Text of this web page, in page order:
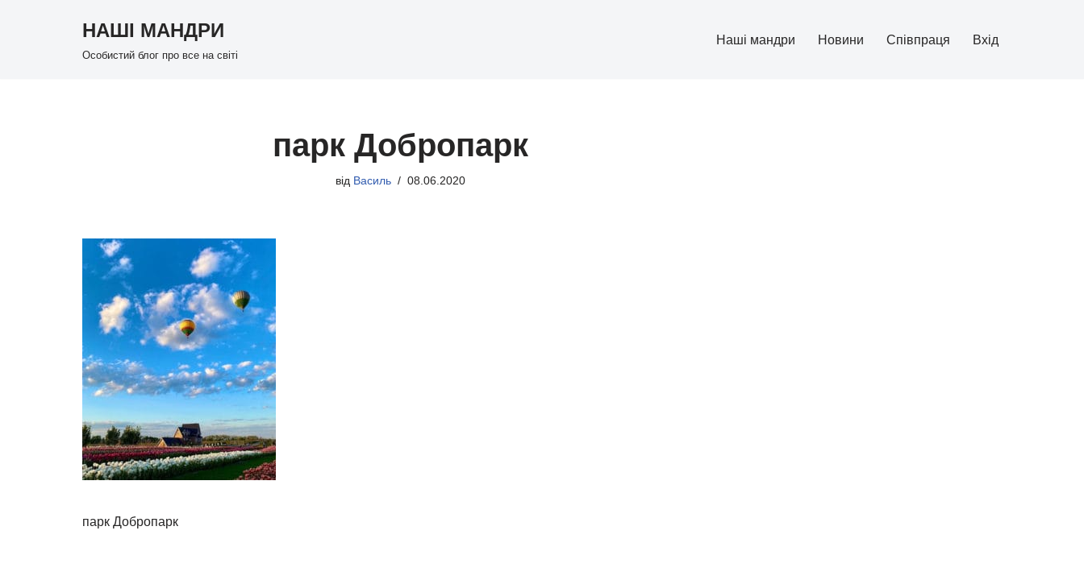
НАШІ МАНДРИ
Особистий блог про все на світі
Наші мандри Новини Співпраця Вхід
парк Добропарк
від Василь 08.06.2020
парк Добропарк